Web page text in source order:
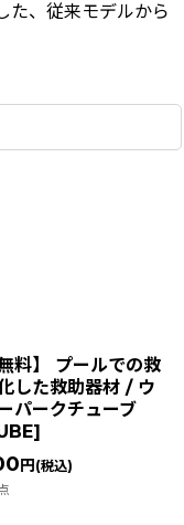
た、従来モデルから
無料】 プールでの救
した救助器材 / ウ
パークチューブ
]
円 (税込)